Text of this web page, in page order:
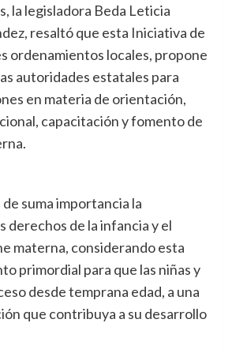
la legisladora Beda Leticia
resaltó que esta Iniciativa de
ordenamientos locales, propone
autoridades estatales para
en materia de orientación,
capacitación y fomento de
suma importancia la
derechos de la infancia y el
materna, considerando esta
primordial para que las niñas y
desde temprana edad, a una
que contribuya a su desarrollo